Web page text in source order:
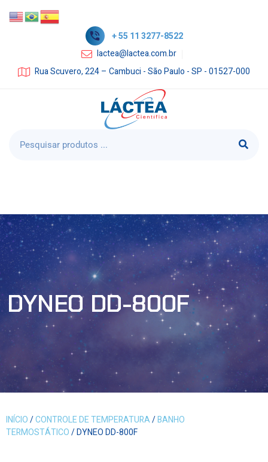
+ 55 11 3277-8522
lactea@lactea.com.br
Rua Scuvero, 224 – Cambuci - São Paulo - SP - 01527-000
DYNEO DD-800F
INÍCIO/CONTROLE DE TEMPERATURA/BANHO
TERMOSTÁTICO/ DYNEO DD-800F